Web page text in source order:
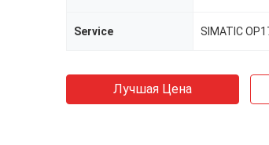
Service SIMATIC
Лучшая Цена